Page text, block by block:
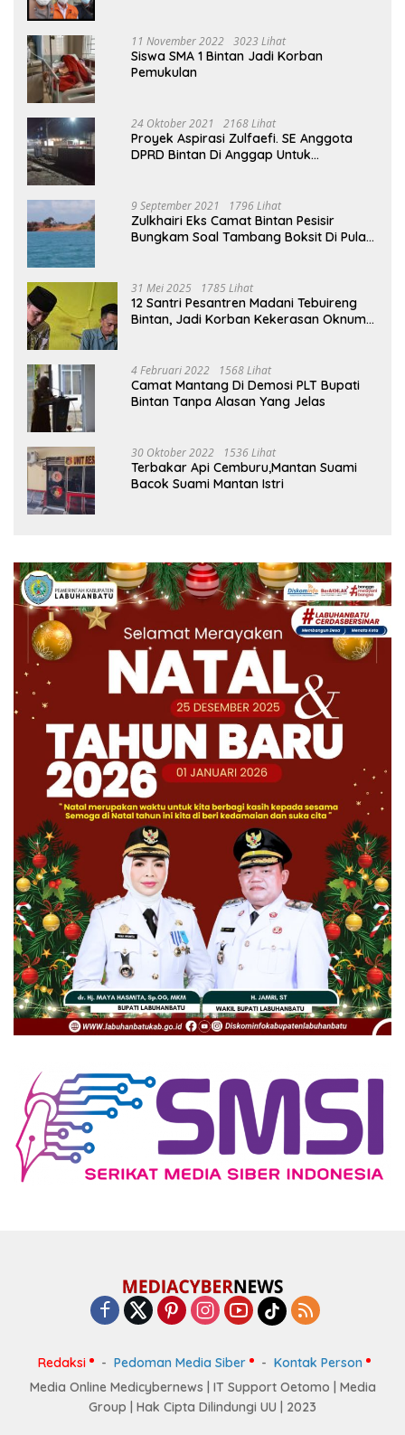
11 November 2022 3023 Lihat
Siswa SMA 1 Bintan Jadi Korban
Pemukulan
24 Oktober 2021 2168 Lihat
Proyek Aspirasi Zulfaefi. SE Anggota
DPRD Bintan Di Anggap Untuk
9 September 2021 1796 Lihat
Zulkhairi Eks Camat Bintan Pesisir
Bungkam Soal Tambang Boksit Di Pulau
31 Mei 2025 1785 Lihat
12 Santri Pesantren Madani Tebuireng
Bintan, Jadi Korban Kekerasan Oknum
4 Februari 2022 1568 Lihat
Camat Mantang Di Demosi PLT Bupati
Bintan Tanpa Alasan Yang Jelas
30 Oktober 2022 1536 Lihat
Terbakar Api Cemburu,Mantan Suami
Bacok Suami Mantan Istri
Redaksi Pedoman Media Siber
Kontak Person
Media Online Medicybernews | IT Support Oetomo | Media
Group | Hak Cipta Dilindungi UU | 2023